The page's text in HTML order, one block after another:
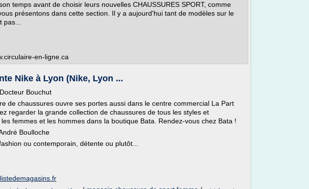
temps avant de choisir leurs nouvelles CHAUSSURES SPORT, comme
présentons dans cette section. Il y a aujourd'hui tant de modèles sur le
en-ligne.ca
Nike à Lyon (Nike, Lyon ...
Bouchut
de chaussures ouvre ses portes aussi dans le centre commercial La Part
regarder la grande collection de chaussures de tous les styles et
femmes et les hommes dans la boutique Bata. Rendez-vous chez Bata !
Boulloche
ou contemporain, détente ou plutôt...